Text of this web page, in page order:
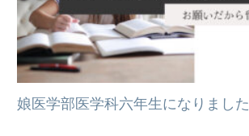
娘医学部医学科六年生になりました